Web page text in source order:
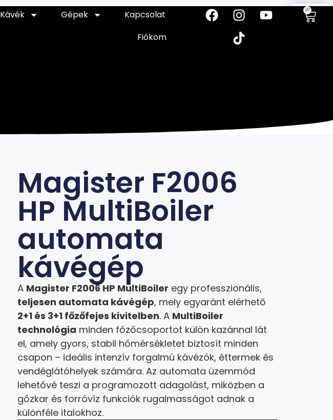
Kávék Gépek
Kapcsolat
Fiókom
0
Magister F2006
HP MultiBoiler
automata
kávégép
A Magister F2006 HP MultiBoiler egy professzionális,
teljesen automata kávégép, mely egyaránt elérhető
2+1 és 3+1 főzőfejes kivitelben. A MultiBoiler
technológia minden főzőcsoportot külön kazánnal lát
el, amely gyors, stabil hőmérsékletet biztosít minden
csapon – ideális intenzív forgalmú kávézók, éttermek és
vendéglátóhelyek számára. Az automata üzemmód
lehetővé teszi a programozott adagolást, miközben a
gőzkar és forróvíz funkciók rugalmasságot adnak a
különféle italokhoz.